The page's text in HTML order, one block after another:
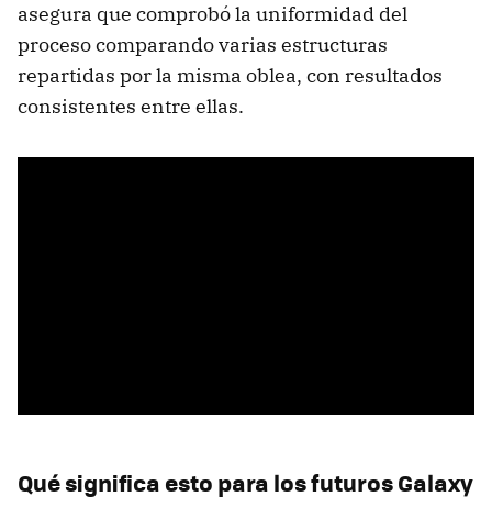
asegura que comprobó la uniformidad del
proceso comparando varias estructuras
repartidas por la misma oblea, con resultados
consistentes entre ellas.
Qué significa esto para los futuros Galaxy